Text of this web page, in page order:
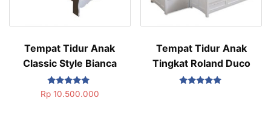
Tempat Tidur Anak
Classic Style Bianca
Dinilai
5.00
Rp10.500.000
Tempat Tidur Anak
Tingkat Roland Duco